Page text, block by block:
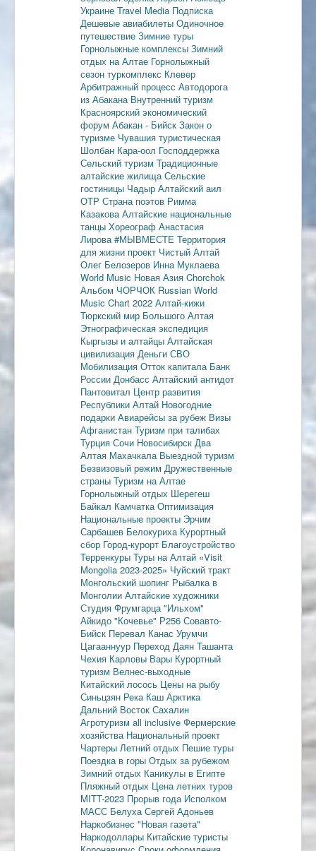
Украине Travel Media Подписка
Дешевые авиабилеты Одиночное
путешествие Зимние туры
Горнолыжные комплексы Зимний
отдых на Алтае Горнолыжный
сезон туркомплекс Клевер
Арбитражный процесс Автодорога
из Абакана Внутренний туризм
Красноярский экономический
форум Абакан - Бийск Закон о
туризме Чувашия туристическая
Шолбан Кара-оол Господдержка
Сельский туризм Традиционные
алтайские жилища Сельские
гостиницы Чадыр Алтайский аил
ОТР Страна поэтов Римма
Казакова Алтайские национальные
танцы Хореограф Анастасия
Лирова #МЫВМЕСТЕ Территория
для жизни проект Чистый Алтай
Олег Белозеров Инна Муклаева
World Music Новая Азия Chorchok
Альбом ЧОРЧОК Russian World
Music Chart 2022 Алтай-кижи
Тюркский мир Большого Алтая
Этнографическая экспедиция
Кыргызы и алтайцы Алтайская
цивилизация Деньги СВО
Мобилизация Отток капитала Банк
России Донбасс Алтайский антидот
Пантовитал Центр развития
Республики Алтай Новогодние
подарки Авиарейсы за рубеж Визы
Афганистан Туризм при талибах
Турция Сочи Новосибирск Два
Алтая Махачкала Выездной туризм
Безвизовый режим Дружественные
страны Туризм на Алтае
Горнолыжный отдых Шерегеш
Байкал Камчатка Оптимизация
Национальные проекты Эрчим
Сарбашев Белокуриха Курортный
сбор Город-курорт Благоустройство
Терренкуры Туры на Алтай «Visit
Mongolia 2023-2025» Чуйский тракт
Монгольский шопинг Рыбалка в
Монголии Алтайские художники
Студия Фрумгарца "Ильхом"
Айкидо "Кочевье" Р256 Совавто-
Бийск Перевал Канас Урумчи
Цагааннуур Переход Даян Ташанта
Чехия Карловы Вары Курортный
туризм Велнес-выходные
Китайский лосось Цены на рыбу
Синьцзян Река Каш Арктика
Дальний Восток Сахалин
Агротуризм all inclusive Фермерские
хозяйства Национальный проект
Чартеры Летний отдых Пешие туры
Поездка в горы Отдых за рубежом
Зимний отдых Каникулы в Египте
Пляжный отдых Цена летних туров
MITT-2023 Прорыв года Исполком
МАСС Белуха Сергей Адоньев
Наркобизнес "Новая газета"
Наркодоллары Китайские туристы